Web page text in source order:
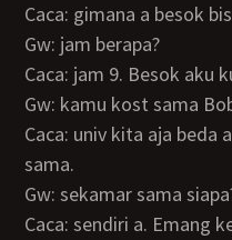
Caca: gimana a besok
Gw: jam berapa?
Caca: jam 9. Besok aku
Gw: kamu kost sama
Caca: univ kita aja beda a. Masa kost ditempat yang
sama.
Gw: sekamar sama
Caca: sendiri a. Emang